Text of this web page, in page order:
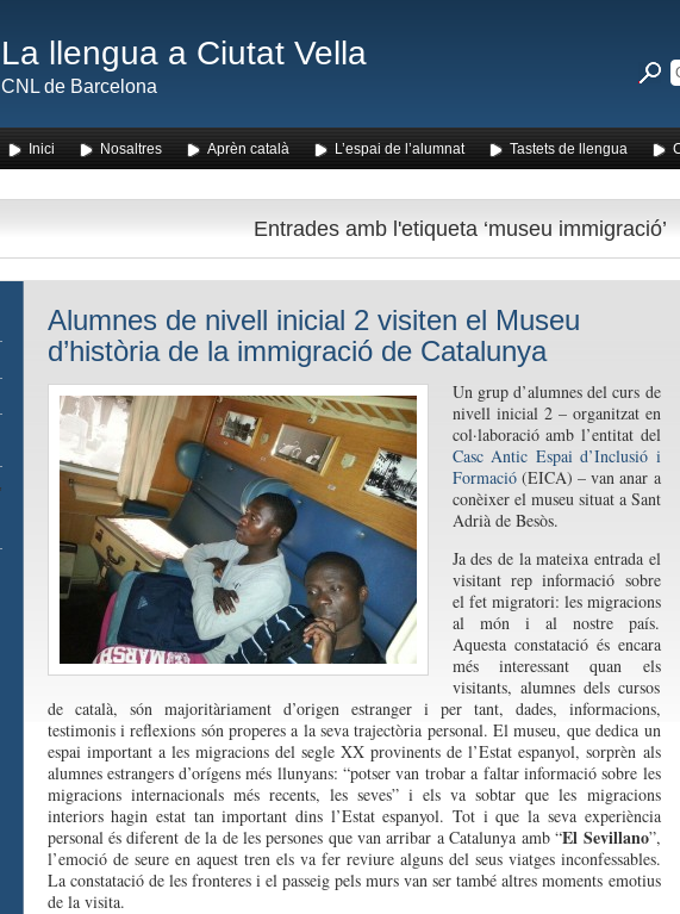
La llengua a Ciutat Vella
CNL de Barcelona
Inici Nosaltres Aprèn català L’espai de l’alumnat Tastets de llengua
Entrades amb l'etiqueta ‘museu immigració’
Alumnes de nivell inicial 2 visiten el Museu
d’història de la immigració de Catalunya
Un grup d’alumnes del curs de
nivell inicial 2 – organitzat en
col·laboració amb l’entitat del
Casc Antic Espai d’Inclusió i
Formació(EICA) – van anar a
conèixer el museu situat a Sant
Adrià de Besòs.
Ja des de la mateixa entrada el
visitant rep informació sobre
el fet migratori: les migracions
al món i al nostre país.
Aquesta constatació és encara
més interessant quan els
visitants, alumnes dels cursos
de català, són majoritàriament d’origen estranger i per tant, dades, informacions,
testimonis i reflexions són properes a la seva trajectòria personal. El museu, que dedica un
espai important a les migracions del segle XX provinents de l’Estat espanyol, sorprèn als
alumnes estrangers d’orígens més llunyans: “potser van trobar a faltar informació sobre les
migracions internacionals més recents, les seves” i els va sobtar que les migracions
interiors hagin estat tan important dins l’Estat espanyol. Tot i que la seva experiència
personal és diferent de la de les persones que van arribar a Catalunya amb “El Sevillano”,
l’emoció de seure en aquest tren els va fer reviure alguns del seus viatges inconfessables.
La constatació de les fronteres i el passeig pels murs van ser també altres moments emotius
de la visita.